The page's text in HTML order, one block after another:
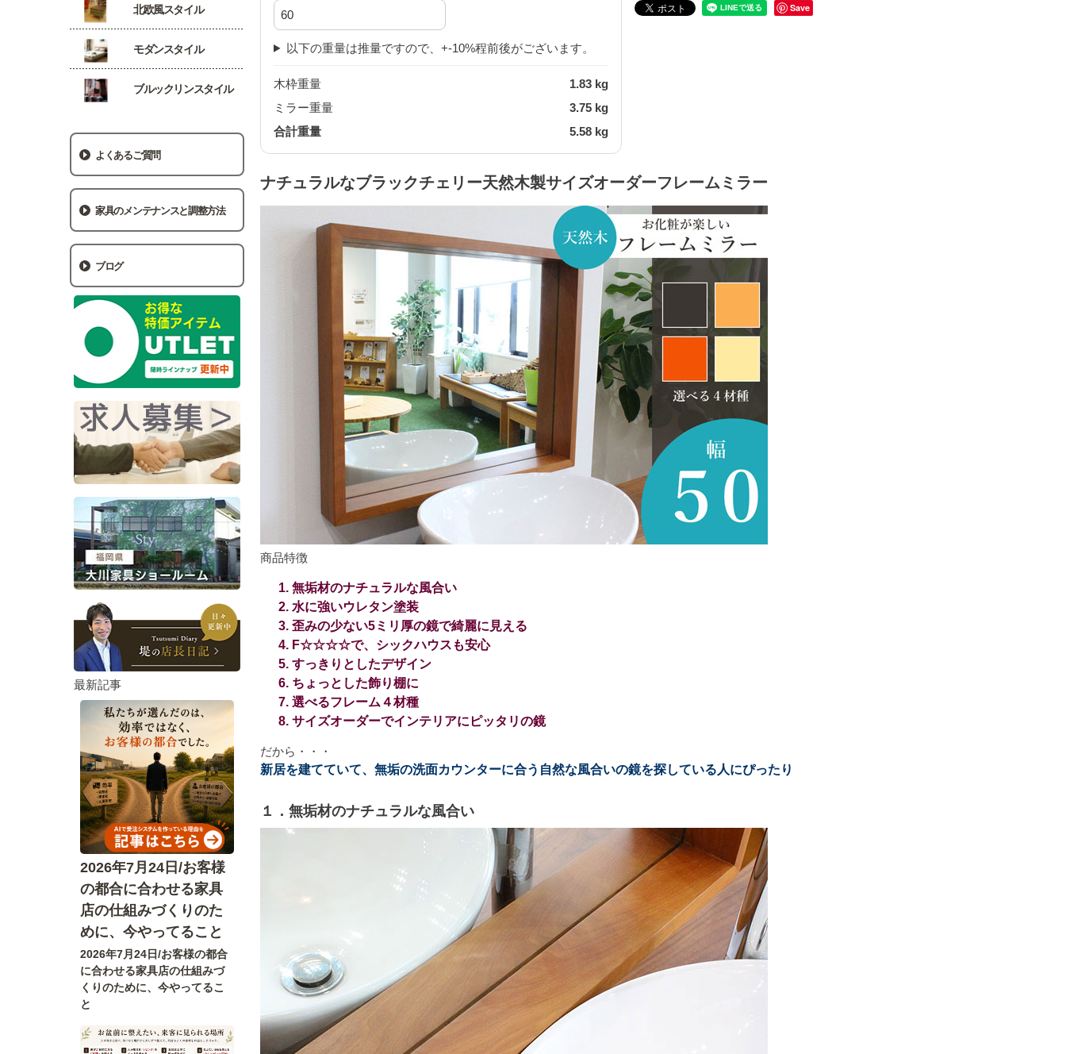
北欧風スタイル
モダンスタイル
ブルックリンスタイル
よくあるご質問
家具のメンテナンスと調整方法
ブログ
最新記事
2026年7月24日/お客様
の都合に合わせる家具
店の仕組みづくりのた
めに、今やってること
2026年7月24日/お客様の都合
に合わせる家具店の仕組みづ
くりのために、今やってるこ
と
以下の重量は推量ですので、+-10%程前後がございます。
木枠重量
1.83 kg
ミラー重量
3.75 kg
合計重量
5.58 kg
Save
ナチュラルなブラックチェリー天然木製サイズオーダーフレームミラー
商品特徴
無垢材のナチュラルな風合い
水に強いウレタン塗装
歪みの少ない5ミリ厚の鏡で綺麗に見える
F☆☆☆☆で、シックハウスも安心
すっきりとしたデザイン
ちょっとした飾り棚に
選べるフレーム４材種
サイズオーダーでインテリアにピッタリの鏡
だから・・・
新居を建てていて、無垢の洗面カウンターに合う自然な風合いの鏡を探している人にぴったり
１．無垢材のナチュラルな風合い